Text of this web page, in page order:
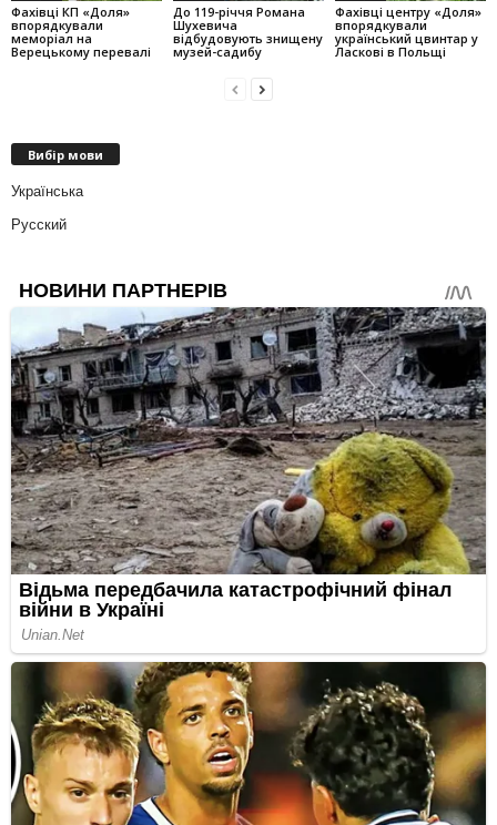
Фахівці КП «Доля»
впорядкували
меморіал на
Верецькому перевалі
До 119-річчя Романа
Шухевича
відбудовують знищену
музей-садибу
Фахівці центру «Доля»
впорядкували
український цвинтар у
Ласкові в Польщі
Вибір мови
Українська
Русский